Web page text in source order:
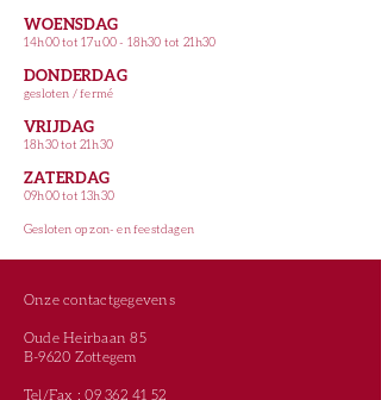
WOENSDAG
14h00 tot 17u00 - 18h30 tot 21h30
DONDERDAG
gesloten / fermé
VRIJDAG
18h30 tot 21h30
ZATERDAG
09h00 tot 13h30
Gesloten op zon- en feestdagen
Onze contactgegevens
Oude Heirbaan 85
B-9620 Zottegem
Tel/Fax :09 362 41 52